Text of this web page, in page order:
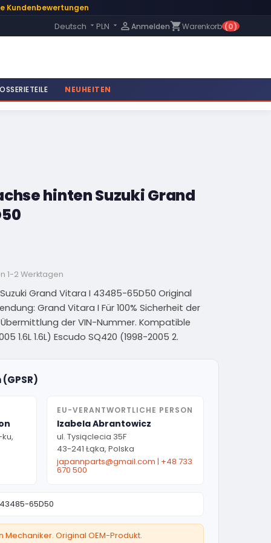
Kundenbewertungen
Language:
Deutsch  PLN  Anmeldenshopping_cartWarenkorb (0)
NEUHEITEN
hinten Suzuki Grand
1-2 Werktagen
Grand Vitara I 43485-65D50 Original
Grand Vitara I Für 100% Sicherheit der
der VIN-Nummer. Kompatible
1.6L 1.6L) Escudo SQ420 (1998-2005 2.
EU-VERANTWORTLICHE PERSON
Izabela Abrantowicz
ul. Tysiąclecia 35F
43-241 Łąka, Polska
japannparts@gmail.com | +48 733
670 500
43485-65D50
Original OEM-Produkt.